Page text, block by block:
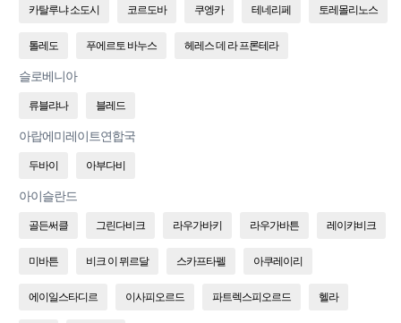
카탈루냐 소도시 코르도바 쿠엥카 테네리페 토레몰리노스
톨레도 푸에르토 바누스 헤레스 데 라 프론테라
슬로베니아
류블랴나 블레드
아랍에미레이트연합국
두바이 아부다비
아이슬란드
골든써클 그린다비크 라우가바키 라우가바튼 레이캬비크
미바튼 비크 이 뮈르달 스카프타펠 아쿠레이리
에이일스타디르 이사피오르드 파트렉스피오르드 헬라